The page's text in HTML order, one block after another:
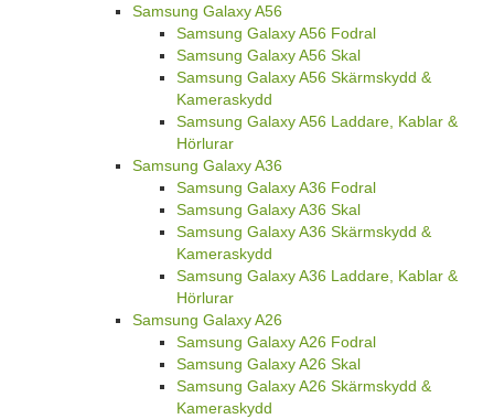
Samsung Galaxy A56
Samsung Galaxy A56 Fodral
Samsung Galaxy A56 Skal
Samsung Galaxy A56 Skärmskydd &
Kameraskydd
Samsung Galaxy A56 Laddare, Kablar &
Hörlurar
Samsung Galaxy A36
Samsung Galaxy A36 Fodral
Samsung Galaxy A36 Skal
Samsung Galaxy A36 Skärmskydd &
Kameraskydd
Samsung Galaxy A36 Laddare, Kablar &
Hörlurar
Samsung Galaxy A26
Samsung Galaxy A26 Fodral
Samsung Galaxy A26 Skal
Samsung Galaxy A26 Skärmskydd &
Kameraskydd